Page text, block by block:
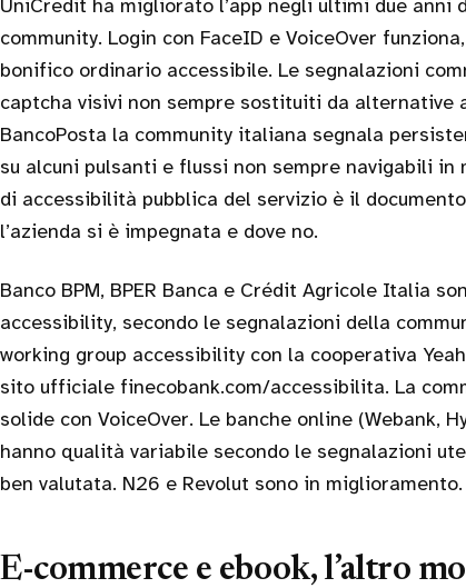
UniCredit ha migliorato l’app negli ultimi due anni
community. Login con FaceID e VoiceOver
bonifico ordinario accessibile. Le segnalazioni
captcha visivi non sempre sostituiti da alternative
BancoPosta la community italiana segnala
su alcuni pulsanti e flussi non sempre navigabili in
di accessibilità pubblica del servizio è il
l’azienda si è impegnata e dove no.
Banco BPM, BPER Banca e Crédit Agricole Italia
accessibility, secondo le segnalazioni della
working group accessibility con la cooperativa
sito ufficiale finecobank.com/accessibilita. La
solide con VoiceOver. Le banche online (Webank,
hanno qualità variabile secondo le segnalazioni
ben valutata. N26 e Revolut sono in miglioramento.
E-commerce e ebook, l’altro